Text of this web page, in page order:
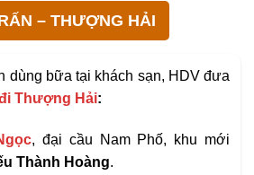
– THƯỢNG HẢI
dùng bữa tại khách sạn, HDV đưa
Thượng Hải:
, đại cầu Nam Phố, khu mới
Thành Hoàng.